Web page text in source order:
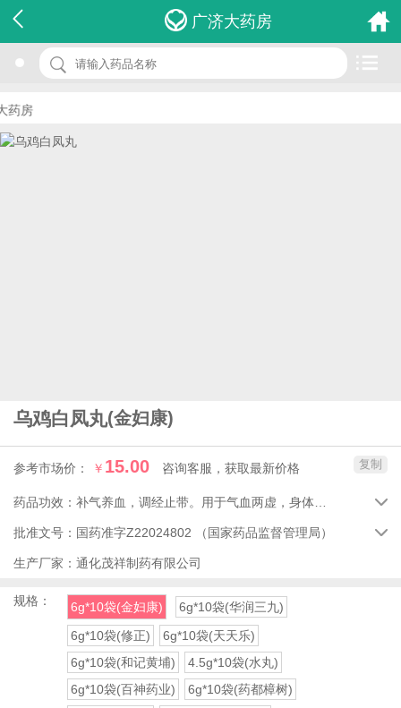
广济大药房
房
乌鸡白凤丸(金妇康)
参考市场价： ￥ 15.00 咨询客服，获取最新价格
名 称：乌鸡白凤丸
品 牌：(金妇康)
价 格：￥15.00
复制
药品功效： 
批准文号： 国药准字Z22024802 （国家药品监督管理局） 
生产厂家： 通化茂祥制药有限公司
规格： 6g*10袋(金妇康)
6g*10袋(华润三九)
6g*10袋(修正)
6g*10袋(天天乐)
6g*10袋(和记黄埔)
4.5g*10袋(水丸)
6g*10袋(百神药业)
6g*10袋(药都樟树)